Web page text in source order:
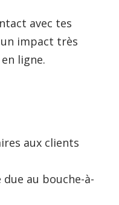
avec tes
impact très
ligne.
aux clients
au bouche-à-